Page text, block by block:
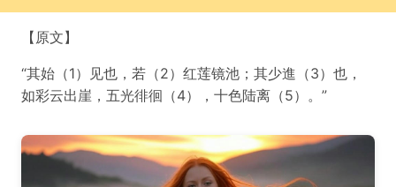
【原文】
“其始（1）见也，若（2）红莲镜池；其少進（3）也，
如彩云出崖，五光徘徊（4），十色陆离（5）。”